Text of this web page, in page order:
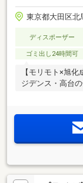
東京都大田区北
ディスポーザー
ゴミ出し24時間可
【モリモト×旭
ジデンス・高台